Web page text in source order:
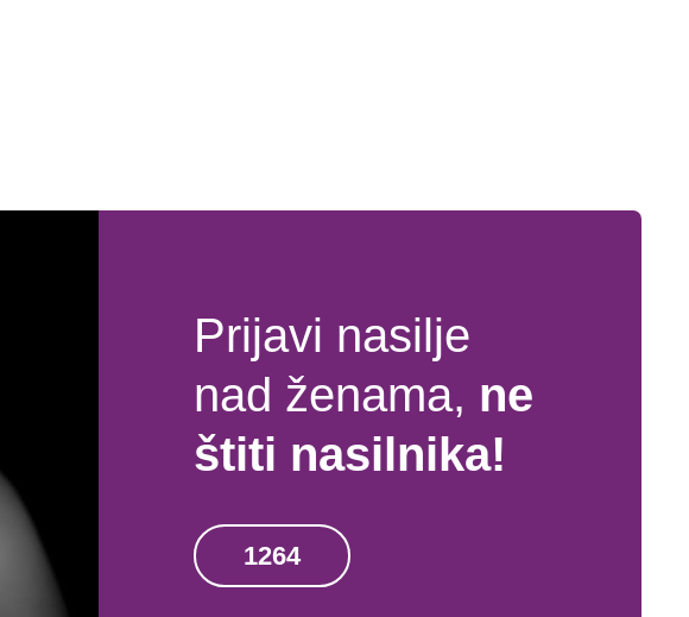
Prijavi nasilje
nad ženama, ne
štiti nasilnika!
1264